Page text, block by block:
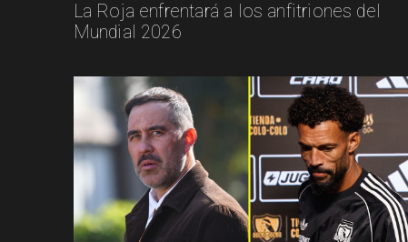
La Roja enfrentará a los anfitriones del
Mundial 2026